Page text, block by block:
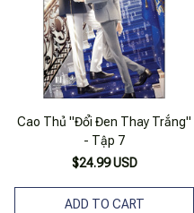
Cao Thủ "Đổi Đen Thay Trắng"
- Tập 7
$24.99 USD
ADD TO CART